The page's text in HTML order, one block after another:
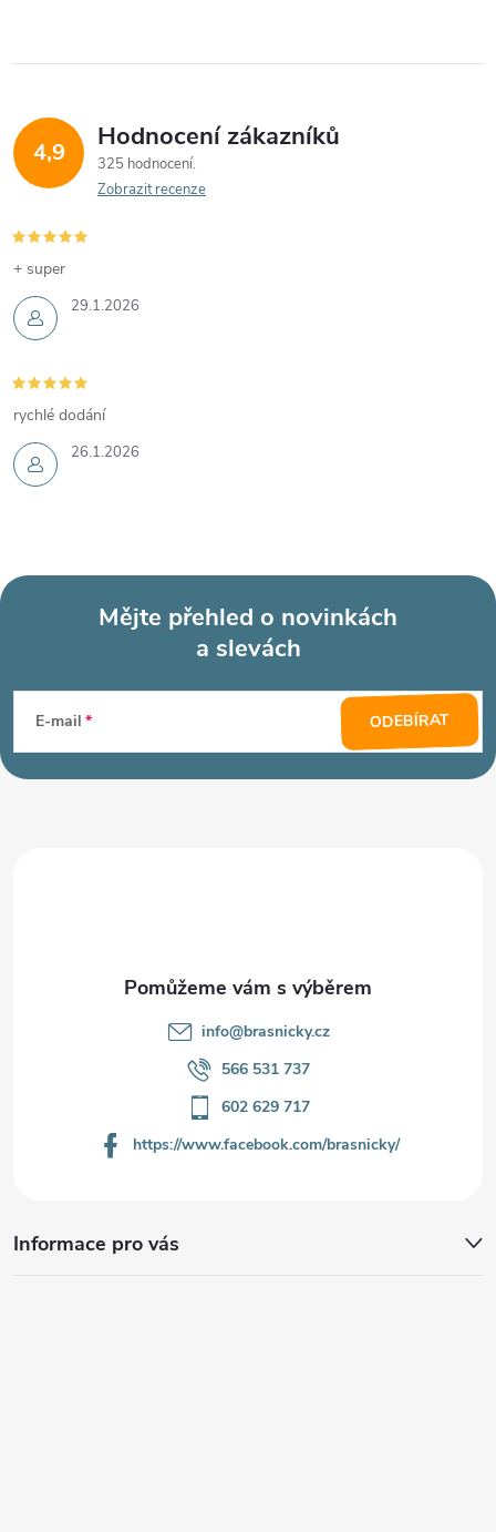
4,9 Hodnocení zákazníků
325 hodnocení
Zobrazit recenze
29.1.2026
+ super
26.1.2026
rychlé dodání
p
Mějte přehled o novinkách
a slevách
E-mail ODEBÍRAT
info@brasnicky.cz
566 531 737
602 629 717
https://www.facebook.com/brasnicky/
Informace pro vás